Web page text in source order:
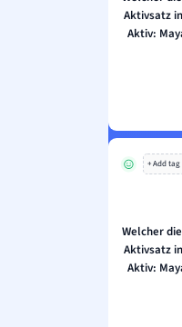
Aktivsatz
Aktiv:
+ Add tag
Welcher
Aktivsatz
Aktiv: